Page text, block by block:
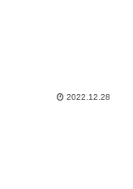
2022.12.28